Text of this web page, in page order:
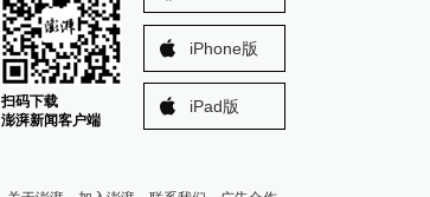
扫码下载
澎湃新闻客户端
iPhone版
iPad版